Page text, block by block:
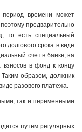
период времени может
предварительно
, то есть специальный
долгового срока в виде
счет в банке, на
взносов в фонд к концу
образом, должник
разового платежа.
так и переменными
путем регулярных